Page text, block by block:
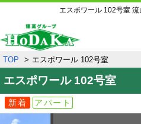
エスポワール 102号室
TOP エスポワール 102号室
エスポワール102号室
新着 アパート